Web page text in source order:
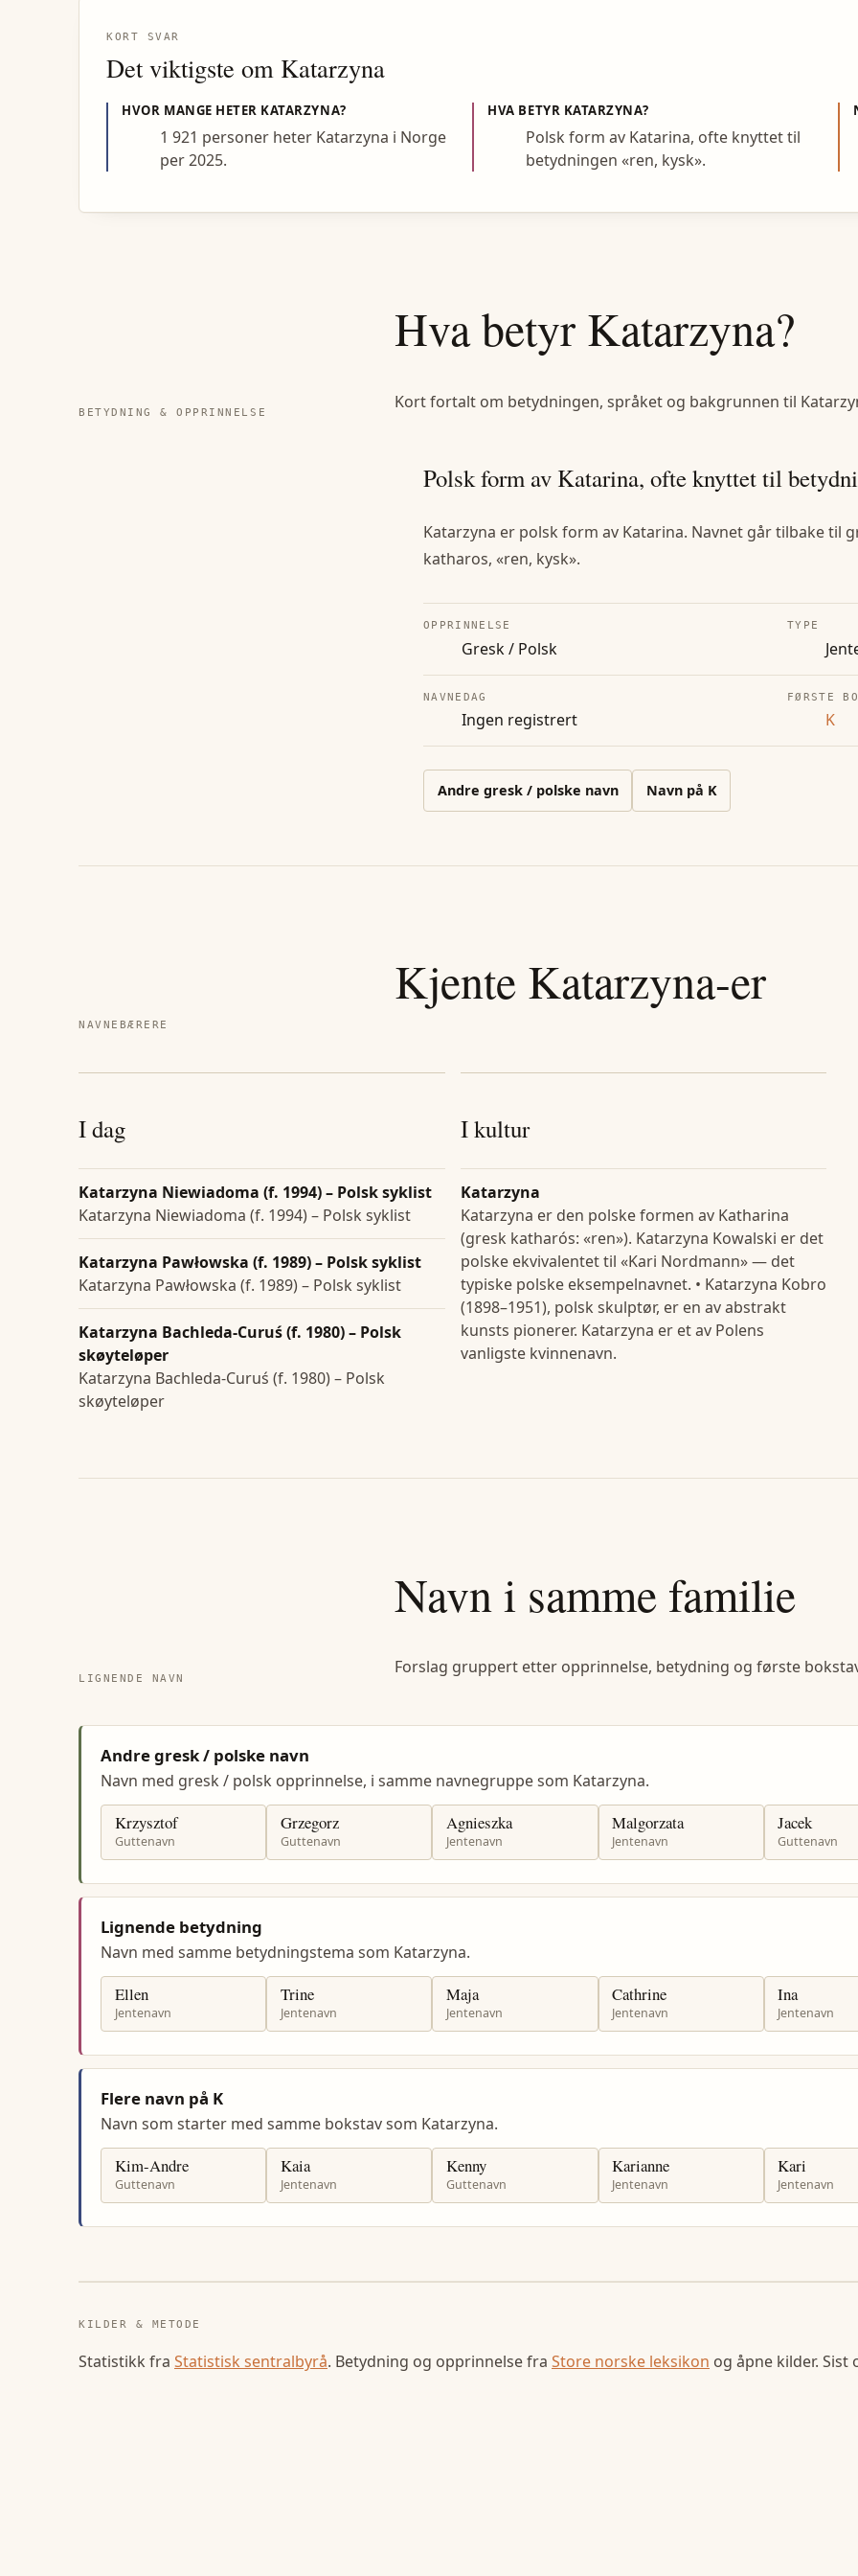
KORT SVAR
Det viktigste om Katarzyna
HVOR MANGE HETER KATARZYNA?
1 921 personer heter Katarzyna i Norge
per 2025.
HVA BETYR KATARZYNA?
Polsk form av Katarina, ofte knyttet til
betydningen «ren, kysk».
BETYDNING & OPPRINNELSE
Hva betyr Katarzyna?
Kort fortalt om betydningen, språket og bakgrunnen til
Polsk form av Katarina, ofte knyttet til
Katarzyna er polsk form av Katarina. Navnet går tilbake til
katharos, «ren, kysk».
OPPRINNELSE
Gresk / Polsk
TYPE
NAVNEDAG
Ingen registrert
FØRSTE
K
Andre gresk / polske navn Navn på K
NAVNEBÆRERE
Kjente Katarzyna-er
I dag
Katarzyna Niewiadoma (f. 1994) – Polsk syklist
Katarzyna Niewiadoma (f. 1994) – Polsk syklist
Katarzyna Pawłowska (f. 1989) – Polsk syklist
Katarzyna Pawłowska (f. 1989) – Polsk syklist
Katarzyna Bachleda-Curuś (f. 1980) – Polsk
skøyteløper
Katarzyna Bachleda-Curuś (f. 1980) – Polsk
skøyteløper
I kultur
Katarzyna
Katarzyna er den polske formen av Katharina
(gresk katharós: «ren»). Katarzyna Kowalski er det
polske ekvivalentet til «Kari Nordmann» — det
typiske polske eksempelnavnet. • Katarzyna Kobro
(1898–1951), polsk skulptør, er en av abstrakt
kunsts pionerer. Katarzyna er et av Polens
vanligste kvinnenavn.
LIGNENDE NAVN
Navn i samme familie
Forslag gruppert etter opprinnelse, betydning og første
Andre gresk / polske navn
Navn med gresk / polsk opprinnelse, i samme navnegruppe som Katarzyna.
Krzysztof
Guttenavn
Grzegorz
Guttenavn
Agnieszka
Jentenavn
Malgorzata
Jentenavn
Jacek
Guttenavn
Lignende betydning
Navn med samme betydningstema som Katarzyna.
Ellen
Jentenavn
Trine
Jentenavn
Maja
Jentenavn
Cathrine
Jentenavn
Ina
Jentenavn
Flere navn på K
Navn som starter med samme bokstav som Katarzyna.
Kim-Andre
Guttenavn
Kaia
Jentenavn
Kenny
Guttenavn
Karianne
Jentenavn
Kari
Jentenavn
KILDER & METODE
Statistikk fra Statistisk sentralbyrå. Betydning og opprinnelse fra Store norske leksikon og åpne kilder.